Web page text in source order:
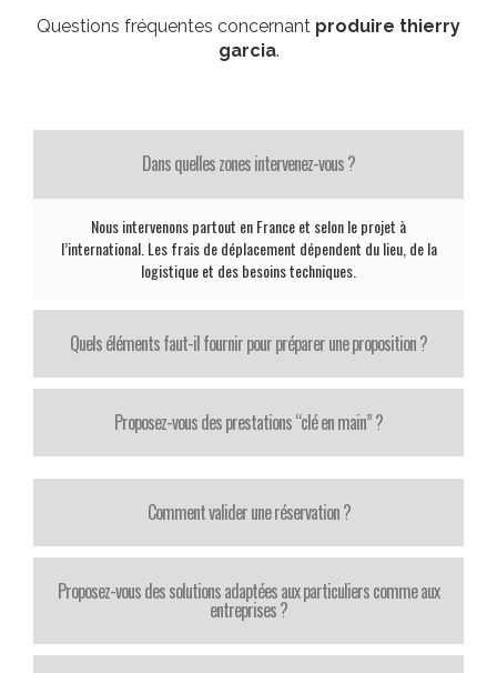
Questions fréquentes concernant produire thierry
garcia.
Dans quelles zones intervenez-vous ?
Nous intervenons partout en France et selon le projet à
l’international. Les frais de déplacement dépendent du lieu, de la
logistique et des besoins techniques.
Quels éléments faut-il fournir pour préparer une proposition ?
Proposez-vous des prestations “clé en main” ?
Comment valider une réservation ?
Proposez-vous des solutions adaptées aux particuliers comme aux
entreprises ?